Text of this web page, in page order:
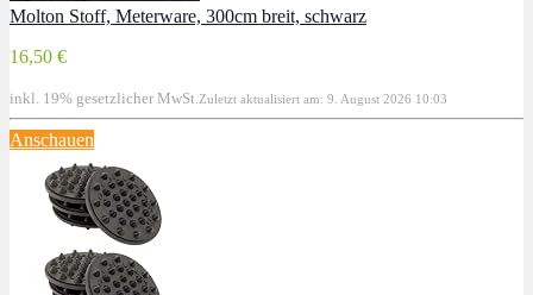
Molton Stoff, Meterware, 300cm breit, schwarz
16,50 €
inkl. 19% gesetzlicher MwSt. Zuletzt aktualisiert am: 9. August 2026 10:03
Anschauen